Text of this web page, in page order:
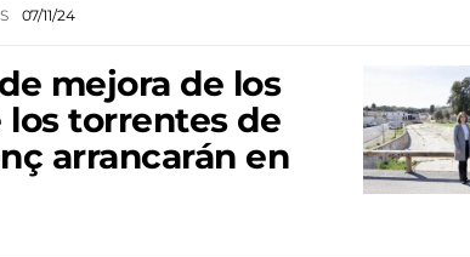
07/11/24
mejora de los
los torrentes de
arrancarán en